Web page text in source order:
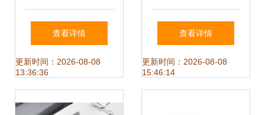
品类办公与通讯设
备需求公告
查看详情
更新时间：2026-08-08
13:36:36
守护企业高效运转
的隐形守护者
查看详情
更新时间：2026-08-08
15:46:14